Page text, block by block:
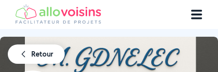
Retour